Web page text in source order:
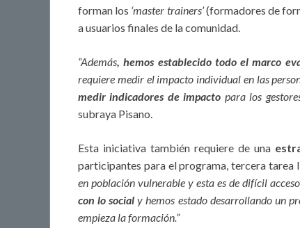
forman los ‘master trainers’(formadores de
a usuarios finales de la comunidad.
“Además, hemos establecido todo el marco
requiere medir el impacto individual en las
medir indicadores de impacto para los
subraya Pisano.
Esta iniciativa también requiere de una
participantes para el programa, tercera tarea
en población vulnerable y esta es de difícil acceso
con lo socialy hemos estado desarrollando un
empieza la formación.”